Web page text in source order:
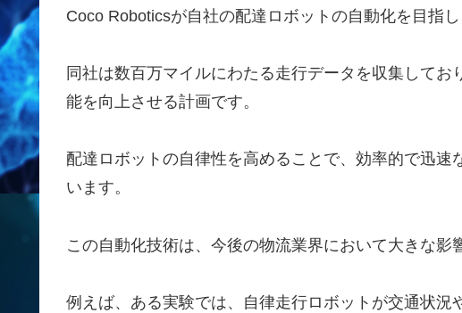
Coco Roboticsが自社の配達ロボットの自動化を目指
同社は数百万マイルにわたる走行データを収集して
能を向上させる計画です。
配達ロボットの自律性を高めることで、効率的で迅
います。
この自動化技術は、今後の物流業界において大きな影
例えば、ある実験では、自律走行ロボットが交通状